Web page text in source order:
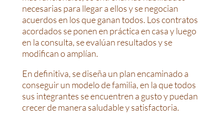
necesarias para llegar a ellos y se negocian
acuerdos en los que ganan todos. Los contratos
acordados se ponen en práctica en casa y luego
en la consulta, se evalúan resultados y se
modifican o amplían.
En definitiva, se diseña un plan encaminado a
conseguir un modelo de familia, en la que todos
sus integrantes se encuentren a gusto y puedan
crecer de manera saludable y satisfactoria.